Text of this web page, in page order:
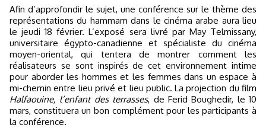
Afin d’approfondir le sujet, une conférence sur le thème des
représentations du hammam dans le cinéma arabe aura lieu
le jeudi 18 février. L’exposé sera livré par May Telmissany,
universitaire égypto-canadienne et spécialiste du cinéma
moyen-oriental, qui tentera de montrer comment les
réalisateurs se sont inspirés de cet environnement intime
pour aborder les hommes et les femmes dans un espace à
mi-chemin entre lieu privé et lieu public. La projection du film
Halfaouine, l’enfant des terrasses, de Ferid Boughedir, le 10
mars, constituera un bon complément pour les participants à
la conférence.